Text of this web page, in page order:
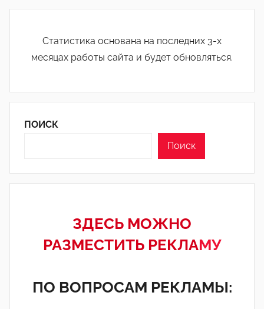
Статистика основана на последних 3-х
месяцах работы сайта и будет обновляться.
ПОИСК
Поиск
ЗДЕСЬ МОЖНО
РАЗМЕСТИТЬ РЕКЛАМУ
ПО ВОПРОСАМ РЕКЛАМЫ: